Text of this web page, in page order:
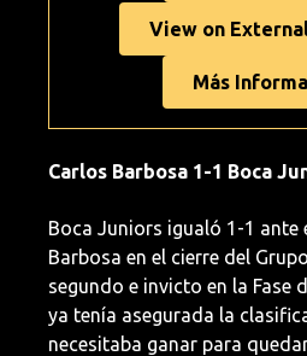
View on
Más
Carlos Barbosa 1-1 Boca
Boca Juniors igualó 1-1 ante
Barbosa en el cierre del
segundo e invicto en la Fase
ya tenía asegurada la
necesitaba ganar para